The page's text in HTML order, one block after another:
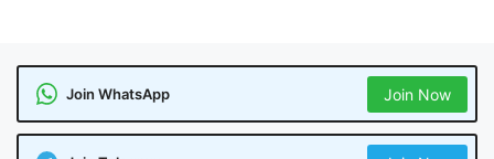
Join WhatsApp Join Now